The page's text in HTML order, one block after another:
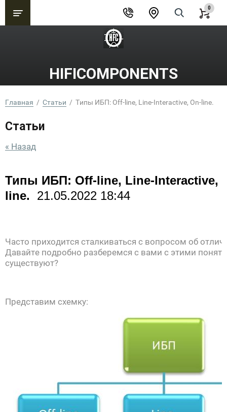
0
HIFICOMPONENTS
Главная
  /
Статьи
  /  Типы ИБП: Off-line, Line-Interactive, On-line.
Статьи
« Назад
Типы ИБП: Off-line, Line-Interactive,
line. 21.05.2022 18:44
Часто приходится сталкиваться с вопросом об
Давайте подробно разберемся с вами с этими
существуют?
Представим схемку: